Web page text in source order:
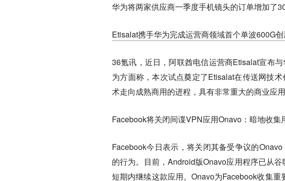
华为将两家供应商一季度手机镜头的订单增加了
Etisalat携手华为完成运营商领域首个单波600G
36氪讯，近日，阿联酋电信运营商Etisalat宣布
为方面称，本次试点奠定了Etisalat在传送网技
术走向成熟商用的进程，具有非常重大的商业应用
Facebook将关闭间谍VPN应用Onavo：暗地收集
Facebook今日表示，将关闭其备受争议的
的行为。目前，Android版Onavo应用程序已从
短期内继续这款应用。Onavo为Facebook收集